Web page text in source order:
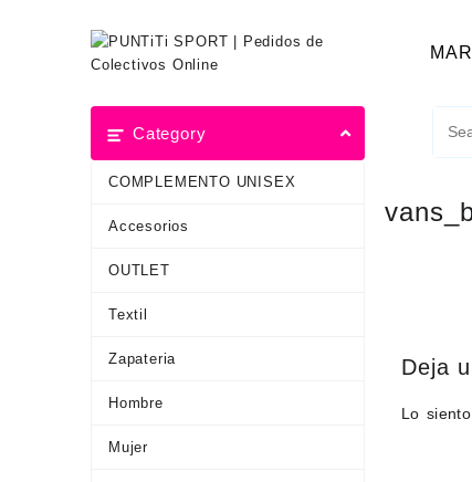
Category
COMPLEMENTO UNISEX
Accesorios
OUTLET
Textil
Zapateria
Hombre
Mujer
Deja
Lo